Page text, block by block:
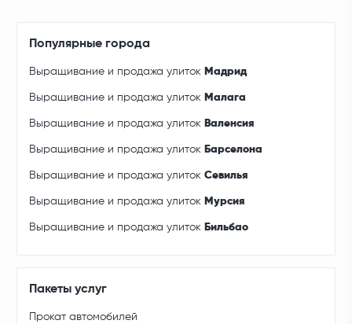
Популярные города
Выращивание и продажа улиток Мадрид
Выращивание и продажа улиток Малага
Выращивание и продажа улиток Валенсия
Выращивание и продажа улиток Барселона
Выращивание и продажа улитокСевилья
Выращивание и продажа улиток Мурсия
Выращивание и продажа улиток Бильбао
Пакеты услуг
Прокат автомобилей